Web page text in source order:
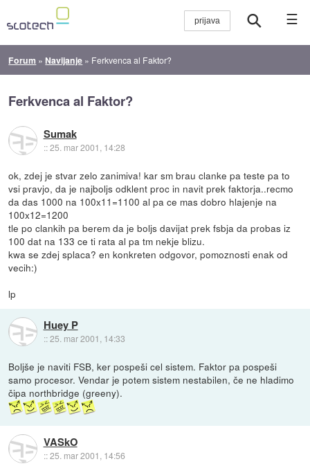
☰
Forum » Navijanje » Ferkvenca al Faktor?
Ferkvenca al Faktor?
Sumak
::25. mar 2001, 14:28
ok, zdej je stvar zelo zanimiva! kar sm brau clanke pa teste pa to
vsi pravjo, da je najboljs odklent proc in navit prek faktorja..recmo
da das 1000 na 100x11=1100 al pa ce mas dobro hlajenje na
100x12=1200
tle po clankih pa berem da je boljs davijat prek fsbja da probas iz
100 dat na 133 ce ti rata al pa tm nekje blizu.
kwa se zdej splaca? en konkreten odgovor, pomoznosti enak od
vecih:)
lp
Huey P
::25. mar 2001, 14:33
Boljše je naviti FSB, ker pospeši cel sistem. Faktor pa pospeši
samo procesor. Vendar je potem sistem nestabilen, če ne hladimo
čipa northbridge (greeny).
VASkO
::25. mar 2001, 14:56